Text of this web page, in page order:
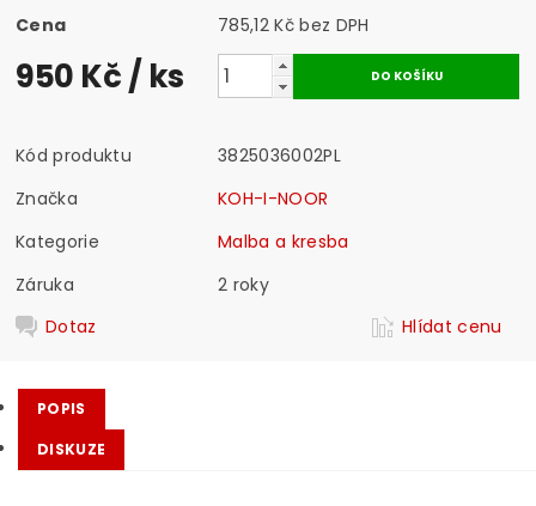
Cena
785,12 Kč bez DPH
950 Kč/ ks
Kód produktu
3825036002PL
Značka
KOH-I-NOOR
Kategorie
Malba a kresba
Záruka
2 roky
Dotaz
Hlídat cenu
POPIS
DISKUZE